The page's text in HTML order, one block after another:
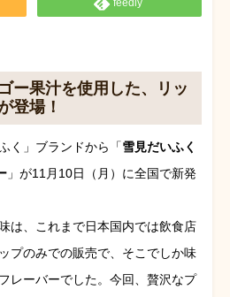
ー果汁を使用した、リッ
登場！
く」ブランドから「雪見だいふく
」が11月10日（月）に全国で新発
は、これまで日本国内では飲食店
プのみでの販売で、そこでしか味
レーバーでした。今回、贅沢なプ